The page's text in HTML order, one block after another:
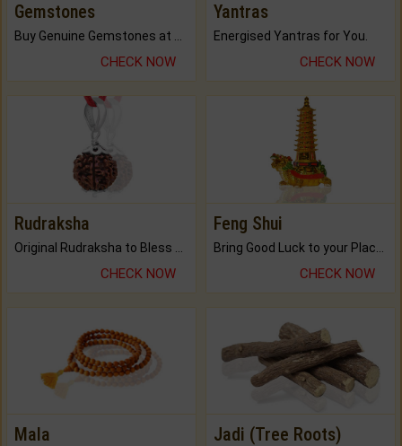
Gemstones
Buy Genuine Gemstones at Best Prices.
CHECK NOW
Yantras
Energised Yantras for You.
CHECK NOW
Rudraksha
CHECK NOW
Feng Shui
CHECK NOW
Mala Jadi (Tree Roots)